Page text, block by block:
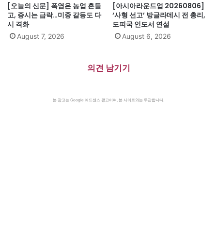
[오늘의 신문] 폭염은 농업 흔들
고, 증시는 급락…미중 갈등도 다
시 격화
August 7, 2026
[아시아라운드업 20260806]
‘사형 선고’ 방글라데시 전 총리,
도피국 인도서 연설
August 6, 2026
의견 남기기
본 광고는 Google 애드센스 광고이며, 본 사이트와는 무관합니다.